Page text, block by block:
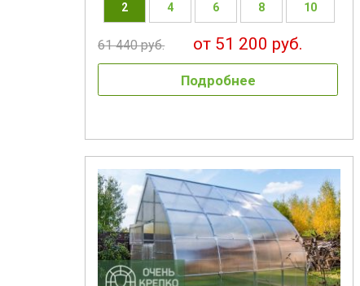
2
4 6 8 10
61 440 руб. от 51 200 руб.
Подробнее